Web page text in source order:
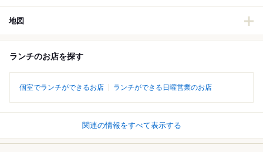
地図
ランチのお店を探す
個室でランチができるお店 ランチができる日曜営業のお店
関連の情報をすべて表示する